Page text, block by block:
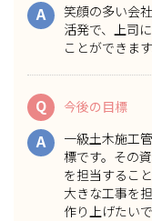
A
笑顔の多い会
活発で、上司
ことができます
Q 今後の目標
A
一級土木施工
標です。その
を担当するこ
大きな工事を
作り上げたいで